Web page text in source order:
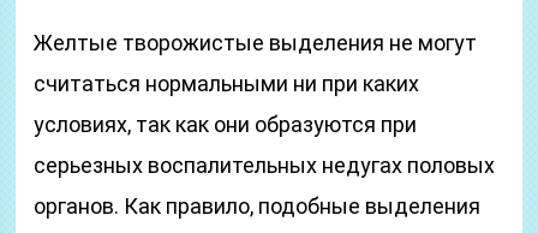
Желтые творожистые выделения не могут
считаться нормальными ни при каких
условиях, так как они образуются при
серьезных воспалительных недугах половых
органов. Как правило, подобные выделения